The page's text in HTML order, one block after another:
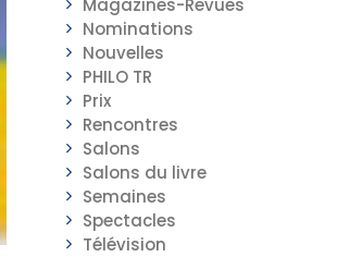
Magazines-Revues
Nominations
Nouvelles
PHILO TR
Prix
Rencontres
Salons
Salons du livre
Semaines
Spectacles
Télévision